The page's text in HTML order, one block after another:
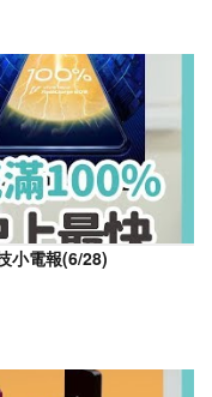
小電報(6/28)